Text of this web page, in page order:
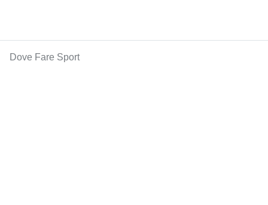
Dove Fare Sport